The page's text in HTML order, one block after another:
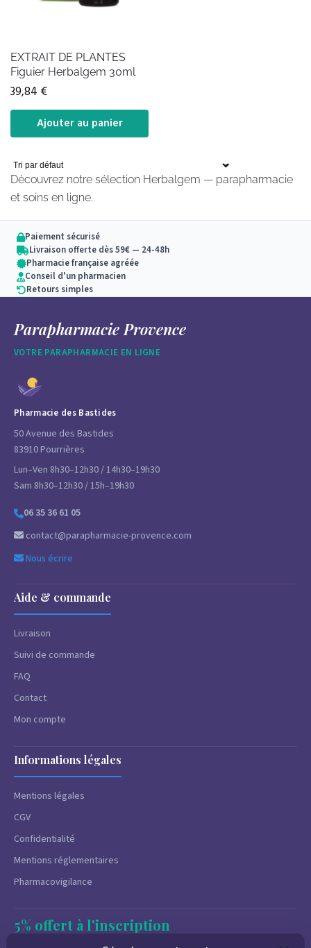
EXTRAIT DE PLANTES
Figuier Herbalgem 30ml
39,84 €
Ajouter au panier
Découvrez notre sélection Herbalgem — parapharmacie
et soins en ligne.
Paiement sécurisé
Livraison offerte dès 59€ — 24-48h
Pharmacie française agréée
Conseil d'un pharmacien
Retours simples
Parapharmacie Provence
VOTRE PARAPHARMACIE EN LIGNE
Pharmacie des Bastides
50 Avenue des Bastides
83910 Pourrières
Lun–Ven 8h30–12h30 / 14h30–19h30
Sam 8h30–12h30 / 15h–19h30
06 35 36 61 05
contact@parapharmacie-provence.com
Nous écrire
Aide & commande
Livraison
Suivi de commande
FAQ
Contact
Mon compte
Informations légales
Mentions légales
CGV
Confidentialité
Mentions réglementaires
Pharmacovigilance
5% offert à l'inscription